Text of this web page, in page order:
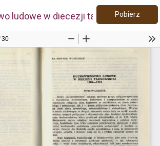
artykułu
ludowe w diecezji tarnowskiej
Pobierz